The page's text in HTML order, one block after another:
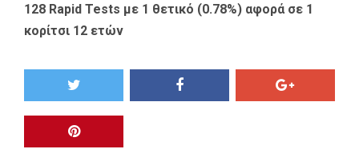
128 Rapid Tests με 1 θετικό (0.78%) αφορά σε 1
κορίτσι 12 ετών